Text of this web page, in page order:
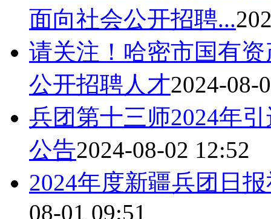
面向社会公开招聘...
请关注！哈密市国有
公开招聘人才2024-08-
兵团第十三师2024年
公告2024-08-02 12:52
2024年度新疆兵团日
08-01 09:51